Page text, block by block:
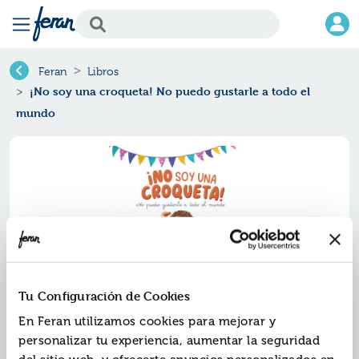
Tu Configuración de Cookies
En Feran utilizamos cookies para mejorar y
personalizar tu experiencia, aumentar la seguridad
Feran Libros
¡No soy una croqueta! No puedo gustarle a todo el
mundo
¡no soy una croqueta! no puedo